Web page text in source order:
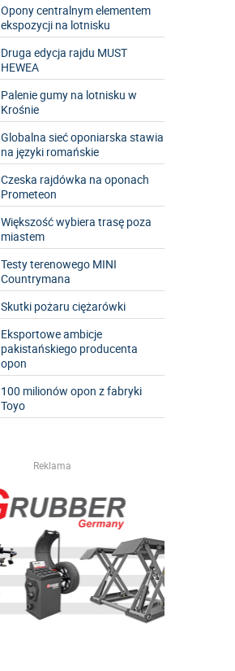
Opony centralnym elementem
ekspozycji na lotnisku
Druga edycja rajdu MUST
HEWEA
Palenie gumy na lotnisku w
Krośnie
Globalna sieć oponiarska stawia
na języki romańskie
Czeska rajdówka na oponach
Prometeon
Większość wybiera trasę poza
miastem
Testy terenowego MINI
Countrymana
Skutki pożaru ciężarówki
Eksportowe ambicje
pakistańskiego producenta
opon
100 milionów opon z fabryki
Toyo
Reklama